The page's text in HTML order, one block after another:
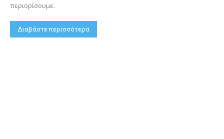
περιορίσουμε.
Διαβάστε περισσότερα